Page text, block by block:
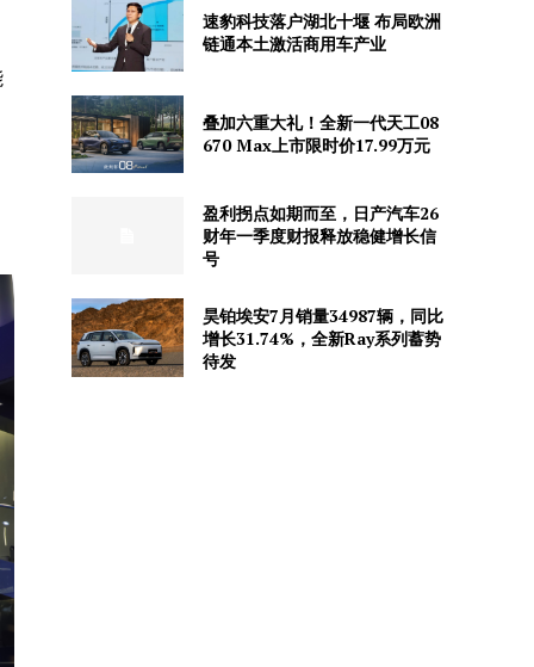
速豹科技落户湖北十堰 布局欧洲
链通本土激活商用车产业
叠加六重大礼！全新一代天工08
670 Max上市限时价17.99万元
盈利拐点如期而至，日产汽车26
财年一季度财报释放稳健增长信
号
昊铂埃安7月销量34987辆，同比
增长31.74%，全新Ray系列蓄势
待发